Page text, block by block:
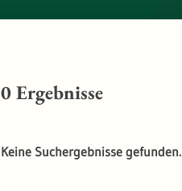
0Ergebnisse
Keine Suchergebnisse gefunden.